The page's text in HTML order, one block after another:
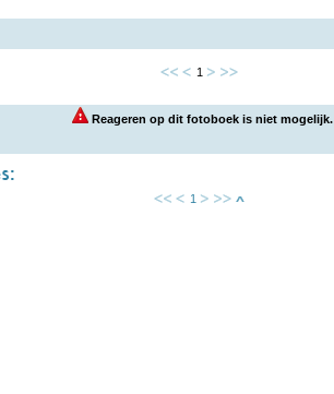
1
Reageren op dit fotoboek is niet mogelijk.
1